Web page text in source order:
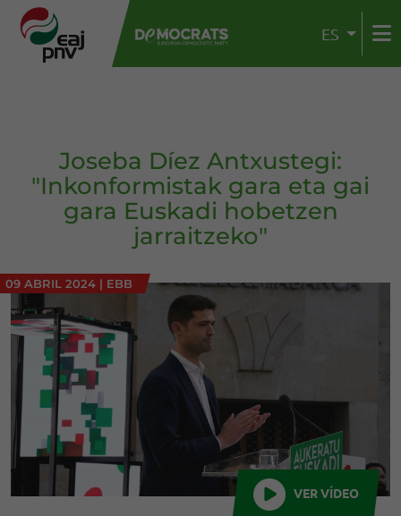
ES
Joseba Díez Antxustegi:
"Inkonformistak gara eta gai
gara Euskadi hobetzen
jarraitzeko"
09 ABRIL 2024 | EBB
VER VÍDEO